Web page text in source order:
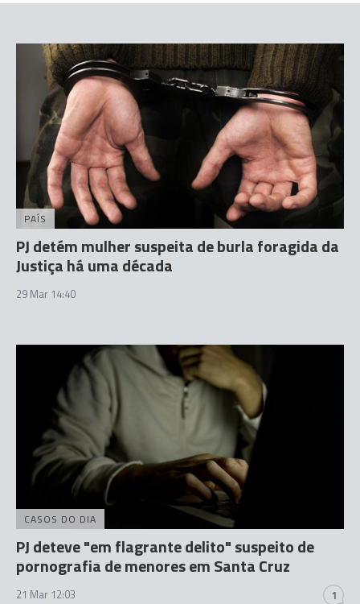
PAÍS
PJ detém mulher suspeita de burla foragida da
Justiça há uma década
29 Mar 14:40
CASOS DO DIA
PJ deteve "em flagrante delito" suspeito de
pornografia de menores em Santa Cruz
21 Mar 12:03 1